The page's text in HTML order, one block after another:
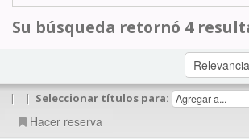
Su búsqueda retornó 4
| | Seleccionar títulos para:
Hacer reserva